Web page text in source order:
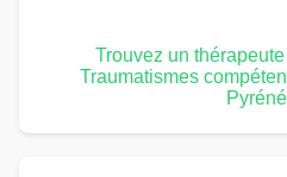
Trouvez un
Traumatismes